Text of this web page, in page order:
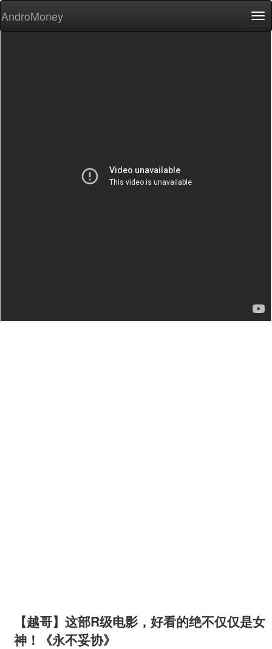
AndroMoney
【越哥】这部R级电影，好看的绝不仅仅是女
神！《永不妥协》